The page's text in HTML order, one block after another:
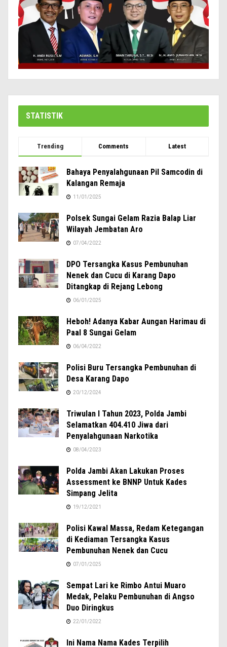
STATISTIK
Trending Comments Latest
Bahaya Penyalahgunaan Pil Samcodin di
Kalangan Remaja
11/01/2025
Polsek Sungai Gelam Razia Balap Liar
Wilayah Jembatan Aro
07/04/2022
DPO Tersangka Kasus Pembunuhan
Nenek dan Cucu di Karang Dapo
Ditangkap di Rejang Lebong
06/01/2025
Heboh! Adanya Kabar Aungan Harimau di
Paal 8 Sungai Gelam
06/04/2022
Polisi Buru Tersangka Pembunuhan di
Desa Karang Dapo
20/12/2024
Triwulan I Tahun 2023, Polda Jambi
Selamatkan 404.410 Jiwa dari
Penyalahgunaan Narkotika
08/04/2023
Polda Jambi Akan Lakukan Proses
Assessment ke BNNP Untuk Kades
Simpang Jelita
19/12/2021
Polisi Kawal Massa, Redam Ketegangan
di Kediaman Tersangka Kasus
Pembunuhan Nenek dan Cucu
07/01/2025
Sempat Lari ke Rimbo Antui Muaro
Medak, Pelaku Pembunuhan di Angso
Duo Diringkus
22/01/2022
Ini Nama Nama Kades Terpilih